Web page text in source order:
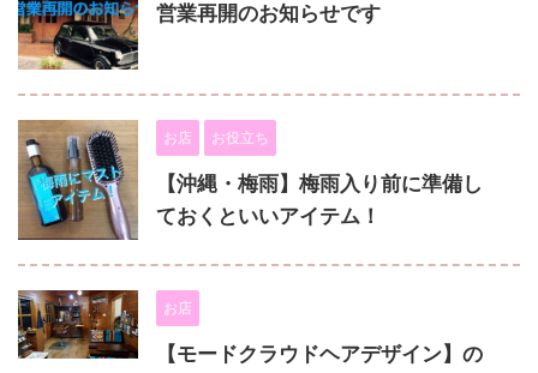
営業再開のお知らせです
お店 お役立ち
【沖縄・梅雨】梅雨入り前に準備し
ておくといいアイテム！
お店
【モードクラウドヘアデザイン】の